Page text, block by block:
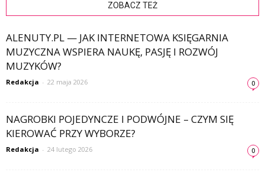
ZOBACZ TEŻ
ALENUTY.PL — JAK INTERNETOWA KSIĘGARNIA
MUZYCZNA WSPIERA NAUKĘ, PASJĘ I ROZWÓJ
MUZYKÓW?
Redakcja - 22 maja 2026 0
NAGROBKI POJEDYNCZE I PODWÓJNE – CZYM SIĘ
KIEROWAĆ PRZY WYBORZE?
Redakcja - 24 lutego 2026 0